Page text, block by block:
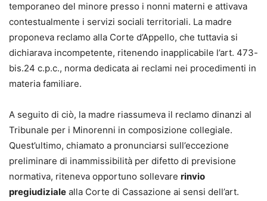
Ida Grimaldi,
Avvocato cassazionista, esperta in materia di diritto di
famiglia e tutela dei minori, lavoro e discriminazioni di
genere. È docente e relatrice in numerosi convegni
nazionali, dibattiti e corsi di formazione. Autrice e
curatrice di diverse opere in materia di diritto di famiglia e
riviste giuridiche ed è componente del Comitato
Scientifico della rivista “La Previdenza Forense”,
quadrimestrale della Cassa di Assistenza e Previdenza
Forense.
temporaneo del minore presso i nonni materni e attivava
contestualmente i servizi sociali territoriali. La madre
proponeva reclamo alla Corte d’Appello, che tuttavia si
dichiarava incompetente, ritenendo inapplicabile l’art. 473-
bis.24 c.p.c., norma dedicata ai reclami nei procedimenti in
materia familiare.
A seguito di ciò, la madre riassumeva il reclamo dinanzi al
Tribunale per i Minorenni in composizione collegiale.
Quest’ultimo, chiamato a pronunciarsi sull’eccezione
preliminare di inammissibilità per difetto di previsione
normativa, riteneva opportuno sollevare rinvio
pregiudiziale alla Corte di Cassazione ai sensi dell’art.